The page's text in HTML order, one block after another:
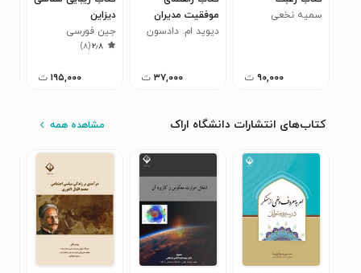
سمیه نخعی
۹۰,۰۰۰ ت
موفقیت مدیران
دیوید ام. دادسون
۳۷,۰۰۰ ت
دیزاین
جین فورسی
۲٫۸(۸)
۱۹۵,۰۰۰ ت
کتاب‌های انتشارات دانشگاه اراک مشاهده همه